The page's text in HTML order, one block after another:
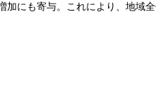
にも寄与。これにより、地域